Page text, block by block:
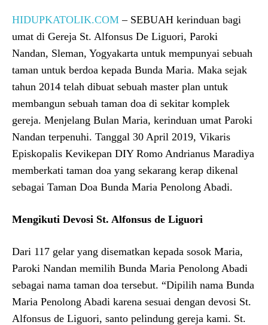
HIDUPKATOLIK.COM – SEBUAH kerinduan bagi
umat di Gereja St. Alfonsus De Liguori, Paroki
Nandan, Sleman, Yogyakarta untuk mempunyai sebuah
taman untuk berdoa kepada Bunda Maria. Maka sejak
tahun 2014 telah dibuat sebuah master plan untuk
membangun sebuah taman doa di sekitar komplek
gereja. Menjelang Bulan Maria, kerinduan umat Paroki
Nandan terpenuhi. Tanggal 30 April 2019, Vikaris
Episkopalis Kevikepan DIY Romo Andrianus Maradiya
memberkati taman doa yang sekarang kerap dikenal
sebagai Taman Doa Bunda Maria Penolong Abadi.
Mengikuti Devosi St. Alfonsus de Liguori
Dari 117 gelar yang disematkan kepada sosok Maria,
Paroki Nandan memilih Bunda Maria Penolong Abadi
sebagai nama taman doa tersebut. “Dipilih nama Bunda
Maria Penolong Abadi karena sesuai dengan devosi St.
Alfonsus de Liguori, santo pelindung gereja kami. St.